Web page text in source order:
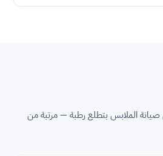
صيانة الملابس بتطلع رطبة — مرتبة من